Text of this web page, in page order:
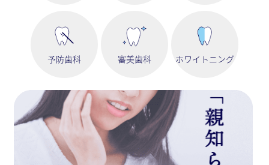
予防歯科 審美歯科 ホワイトニング